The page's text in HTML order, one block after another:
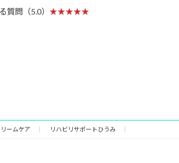
質問（5.0） ★★★★★
リームケア リハビリサポートひうみ